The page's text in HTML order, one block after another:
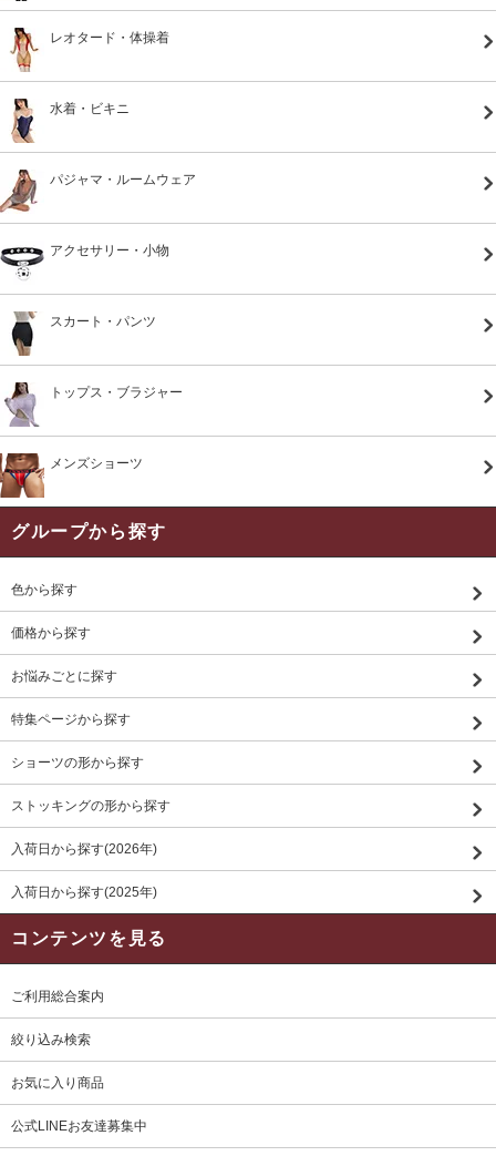
レオタード・体操着
水着・ビキニ
パジャマ・ルームウェア
アクセサリー・小物
スカート・パンツ
トップス・ブラジャー
メンズショーツ
グループから探す
色から探す
価格から探す
お悩みごとに探す
特集ページから探す
ショーツの形から探す
ストッキングの形から探す
入荷日から探す(2026年)
入荷日から探す(2025年)
コンテンツを見る
ご利用総合案内
絞り込み検索
お気に入り商品
公式LINEお友達募集中